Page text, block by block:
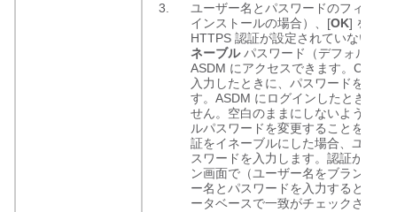
ユーザー名とパスワードのフィール
インストールの場合）、[OK] をクリ
HTTPS 認証が設定されていない場
ネーブルパスワード（デフォルトで
ASDM にアクセスできます。 CLI で
入力したときに、パスワードを変更
す。ASDM にログインしたときには
せん。空白のままにしないように、
ルパスワードを変更することをお勧
証をイネーブルにした場合、ユーザ
スワードを入力します。認証が有効
ン画面で（ユーザー名をブランクの
ー名とパスワードを入力すると、
ータベースで一致がチェックされま